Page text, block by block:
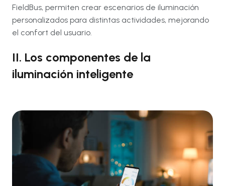
FieldBus, permiten crear escenarios de iluminación
personalizados para distintas actividades, mejorando
el confort del usuario.
II. Los componentes de la
iluminación inteligente